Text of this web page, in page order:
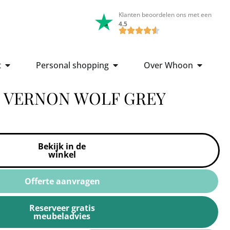
Klanten beoordelen ons met een
4.5
Personal shopping Over Whoon
WOLF GREY
Bekijk in de
winkel
Offerte aanvragen
Reserveer gratis
meubeladvies